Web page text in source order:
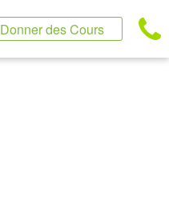
Donner des Cours